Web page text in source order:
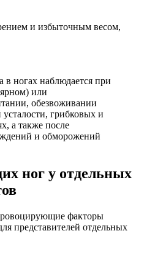
и избыточным весом,
ногах наблюдается при
или
обезвоживании
грибковых и
а также после
и обморожений
ног у отдельных
факторы
представителей отдельных